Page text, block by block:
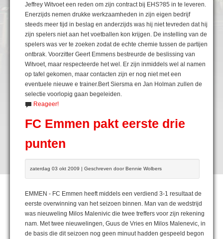
Jeffrey Witvoet een reden om zijn contract bij EHS?85 in te leveren.
Enerzijds nemen drukke werkzaamheden in zijn eigen bedrijf
steeds meer tijd in beslag en anderzijds was hij niet tevreden dat hij
zijn spelers niet aan het voetballen kon krijgen. De instelling van de
spelers was ver te zoeken zodat de echte chemie tussen de partijen
ontbrak. Voorzitter Geert Emmens bestreurde de beslissing van
Witvoet, maar respecteerde het wel. Er zijn inmiddels wel al namen
op tafel gekomen, maar contacten zijn er nog niet met een
eventuele nieuwe e trainer.Bert Siersma en Jan Holman zullen de
selectie voorlopig gaan begeleiden.
Reageer!
FC Emmen pakt eerste drie
punten
zaterdag 03 okt 2009 | Geschreven door Bennie Wolbers
EMMEN - FC Emmen heeft middels een verdiend 3-1 resultaat de
eerste overwinning van het seizoen binnen. Man van de wedstrijd
was nieuweling Milos Malenivic die twee treffers voor zijn rekening
nam. Met twee nieuwelingen, Guus de Vries en Milos Malenevic, in
de basis die dit seizoen nog geen minuut hadden gespeeld begon